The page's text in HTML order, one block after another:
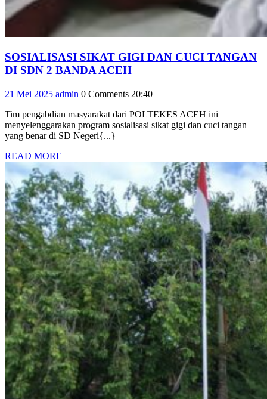
SOSIALISASI SIKAT GIGI DAN CUCI TANGAN
DI SDN 2 BANDA ACEHSOSIALISASI
GIGI
DAN
CUCI
SDN
BANDA
ACEH
21 Mei 202521
2025
admin admin
0 Comments 20:40
Tim pengabdian masyarakat dari POLTEKES ACEH ini
menyelenggarakan program sosialisasi sikat gigi dan cuci tangan
yang benar di SD Negeri{...}
READ MORE